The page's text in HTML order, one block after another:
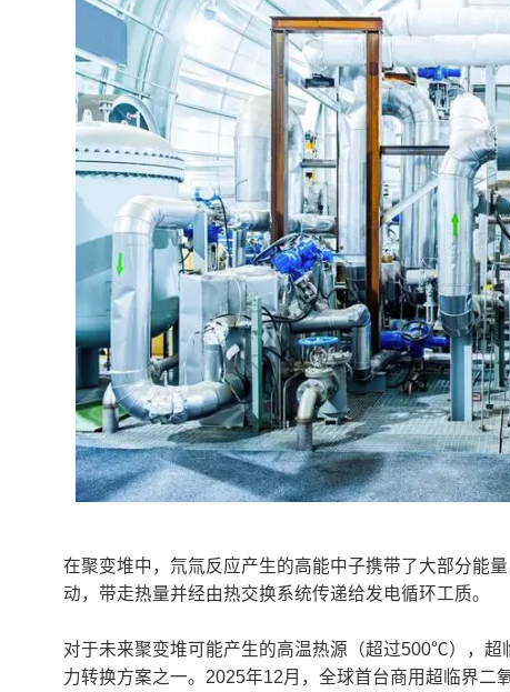
在聚变堆中，氘氚反应产生的高能中子携带了大部分能
动，带走热量并经由热交换系统传递给发电循环工质。
对于未来聚变堆可能产生的高温热源（超过500℃），
力转换方案之一。2025年12月，全球首台商用超临界二